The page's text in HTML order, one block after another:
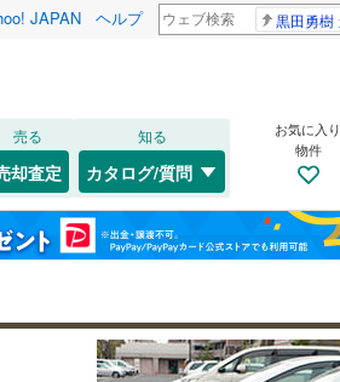
JAPAN ヘルプ
売る
却査定
知る
カタログ/質問
お気に入り
物件
福島 伊勢市(8)
鈴鹿市(28)
いなべ市(3)
) 名松線(3)
) 草津線(1)
三岐鉄道三岐線(13)
近鉄鈴鹿線(5)
）
トイレ２か所（86）
きます。